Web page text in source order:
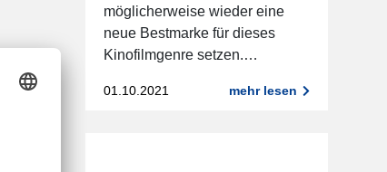
möglicherweise wieder eine
neue Bestmarke für dieses
Kinofilmgenre setzen.…
01.10.2021 mehr lesen